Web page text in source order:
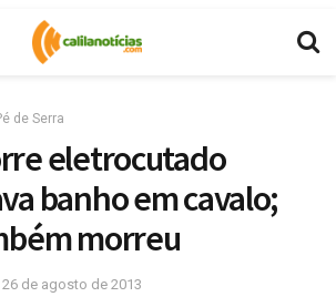
de Serra
eletrocutado
banho em cavalo;
morreu
26 de agosto de 2013